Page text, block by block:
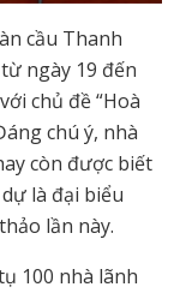
cầu Thanh
ngày 19 đến
chủ đề “Hoà
chú ý, nhà
còn được biết
là đại biểu
lần này.
100 nhà lãnh